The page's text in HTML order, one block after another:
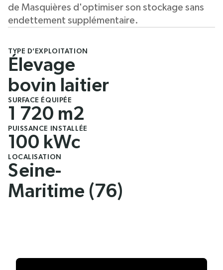
de Masquières d'optimiser son stockage sans
endettement supplémentaire.
TYPE D’EXPLOITATION
Élevage
bovin laitier
SURFACE ÉQUIPÉE
1 720 m2
PUISSANCE INSTALLÉE
100 kWc
LOCALISATION
Seine-
Maritime (76)